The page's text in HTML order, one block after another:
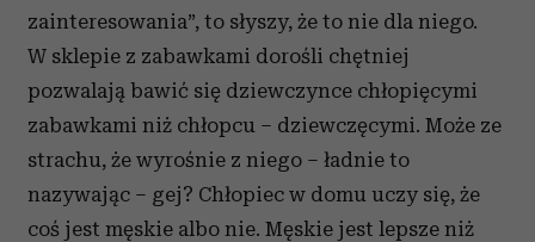
zainteresowania”, to słyszy, że to nie dla niego.
W sklepie z zabawkami dorośli chętniej
pozwalają bawić się dziewczynce chłopięcymi
zabawkami niż chłopcu – dziewczęcymi. Może ze
strachu, że wyrośnie z niego – ładnie to
nazywając – gej? Chłopiec w domu uczy się, że
coś jest męskie albo nie. Męskie jest lepsze niż